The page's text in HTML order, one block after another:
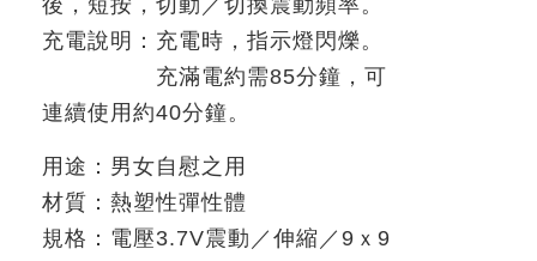
後，短按，切動／切換震動頻率。
充電說明：充電時，指示燈閃爍。
充滿電約需85分鐘，可
連續使用約40分鐘。
用途：男女自慰之用
材質：熱塑性彈性體
規格：電壓3.7V震動／伸縮／ 9 ｘ 9